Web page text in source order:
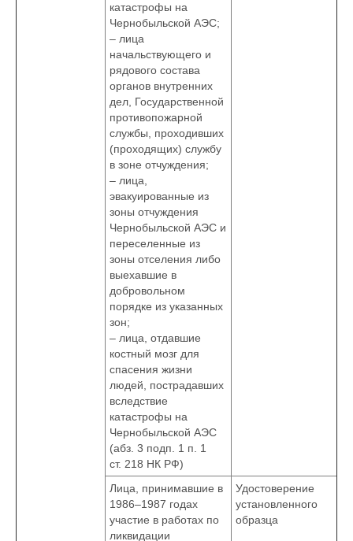
катастрофы на
Чернобыльской АЭС;
– лица
начальствующего и
рядового состава
органов внутренних
дел, Государственной
противопожарной
службы, проходивших
(проходящих) службу
в зоне отчуждения;
– лица,
эвакуированные из
зоны отчуждения
Чернобыльской АЭС и
переселенные из
зоны отселения либо
выехавшие в
добровольном
порядке из указанных
зон;
– лица, отдавшие
костный мозг для
спасения жизни
людей, пострадавших
вследствие
катастрофы на
Чернобыльской АЭС
(абз. 3 подп. 1 п. 1
ст. 218 НК РФ)
Лица, принимавшие в
1986–1987 годах
участие в работах по
ликвидации
Удостоверение
установленного
образца